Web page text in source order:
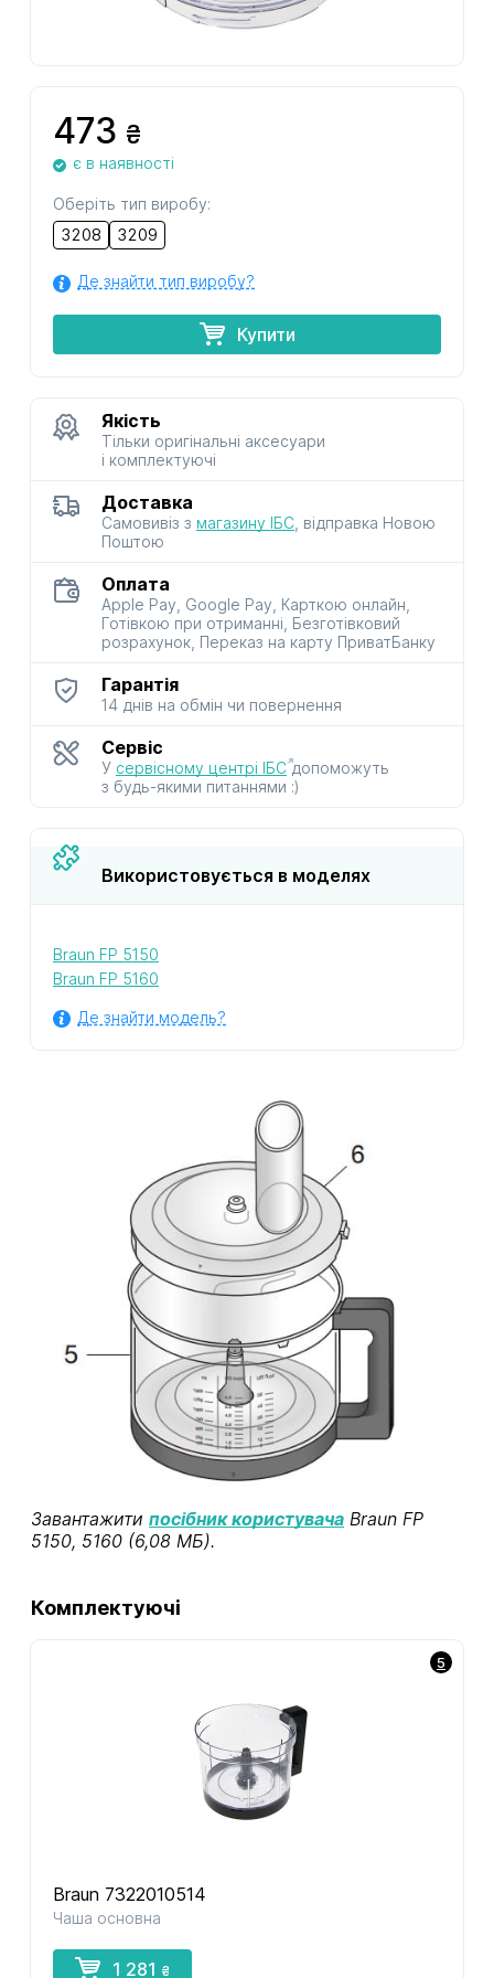
473 ₴
є в наявності
Оберіть тип виробу:
3208 3209
Де знайти тип виробу?
Купити
Якість
Тільки оригінальні аксесуари
і комплектуючі
Доставка
Самовивіз з магазину ІБС , відправка Новою
Поштою
Оплата
Apple Pay, Google Pay, Карткою онлайн,
Готівкою при отриманні, Безготівковий
розрахунок, Переказ на карту ПриватБанку
Гарантія
14 днів на обмін чи повернення
Сервіс
У сервісному центрі ІБСдопоможуть
з будь-якими питаннями :)
Використовується в моделях
Braun FP 5150
Braun FP 5160
Де знайти модель?
Завантажити посібник користувача Braun FP
5150, 5160 (6,08 МБ).
Комплектуючі
Braun 7322010514
Чаша основна
1 281 ₴
5